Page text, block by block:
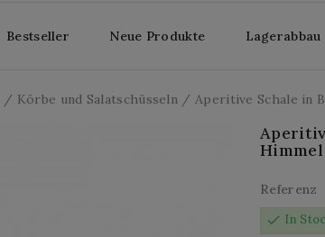
Bestseller Neue Produkte Lagerabbau
Körbe und Salatschüsseln Aperitive Schale in
Himmel
Referenz
check In